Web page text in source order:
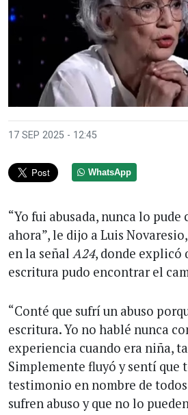
17 SEP 2025 - 12:45
WhatsApp
“Yo fui abusada, nunca lo pude
ahora”, le dijo a Luis
en la señal A24, donde explicó
escritura pudo encontrar el
“Conté que sufrí un abuso
escritura. Yo no hablé nunca
experiencia cuando era niña,
Simplemente fluyó y sentí que
testimonio en nombre de
sufren abuso y que no lo